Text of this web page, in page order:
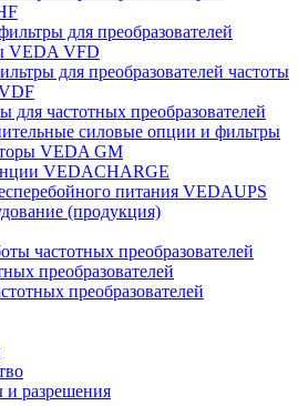
для преобразователей
VEDA VFD
для преобразователей частоты
для частотных преобразователей
силовые опции и фильтры
VEDA GM
VEDACHARGE
питания VEDAUPS
(продукция)
частотных преобразователей
преобразователей
преобразователей
разрешения